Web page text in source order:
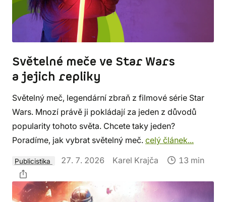
Světelné meče ve Star Wars
a jejich repliky
Světelný meč, legendární zbraň z filmové série Star
Wars. Mnozí právě ji pokládají za jeden z důvodů
popularity tohoto světa. Chcete taky jeden?
Poradíme, jak vybrat světelný meč. celý článek...
Publicistika 27. 7. 2026 Karel Krajča 13 min